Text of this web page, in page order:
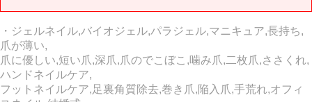
・ジェルネイル,バイオジェル,パラジェル,マニキュア,長持ち,
爪が薄い,
爪に優しい,短い爪,深爪,爪のでこぼこ,噛み爪,二枚爪,ささくれ,
ハンドネイルケア,
フットネイルケア,足裏角質除去,巻き爪,陥入爪,手荒れ,オフィ